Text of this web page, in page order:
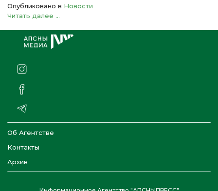
Опубликовано в Новости
Читать далее ...
Об Агентстве
Контакты
Архив